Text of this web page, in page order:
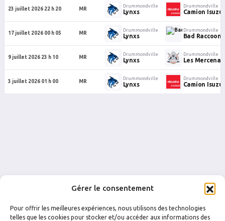
Gérer le consentement
Pour offrir les meilleures expériences, nous utilisons des technologies
telles que les cookies pour stocker et/ou accéder aux informations des
23 juillet 2026 22 h 20 MR
Drummondville
Lynxs
Drummondville
Camion Isuzu
17 juillet 2026 00 h 05 MR
Drummondville
Lynxs
Drummondville
Bad
9 juillet 2026 23 h 10 MR
Drummondville
Lynxs
Drummondville
Les
3 juillet 2026 01 h 00 MR
Drummondville
Lynxs
Drummondville
Camion Isuzu